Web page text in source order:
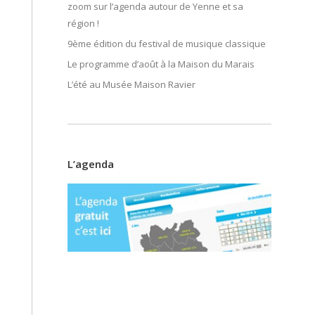
zoom sur l’agenda autour de Yenne et sa
région !
9ème édition du festival de musique classique
Le programme d’août à la Maison du Marais
L’été au Musée Maison Ravier
L’agenda